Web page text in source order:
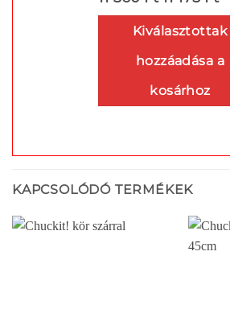
Kiválasztottak
hozzáadása a
kosárhoz
KAPCSOLÓDÓ TERMÉKEK